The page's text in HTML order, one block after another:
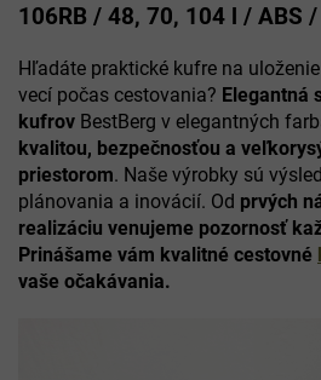
106RB / 48, 70, 104 l / ABS
Hľadáte praktické kufre na
vecí počas cestovania? Elegantná
kufrov BestBerg v elegantných
kvalitou, bezpečnosťou a
priestorom. Naše výrobky sú
plánovania a inovácií. Od prvých
realizáciu venujeme pozornosť
Prinášame vám kvalitné cestovné
vaše očakávania.